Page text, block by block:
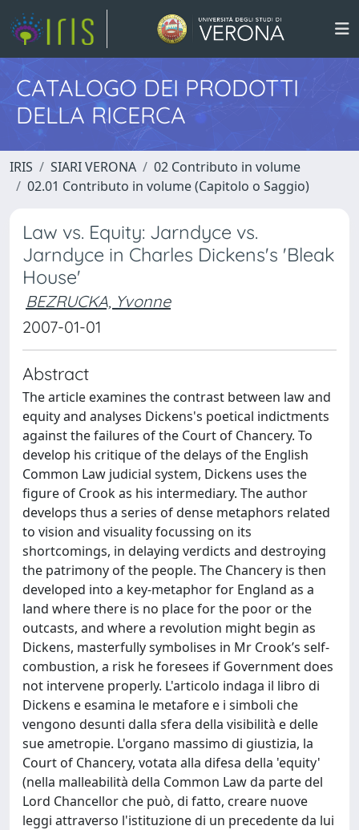
CATALOGO DEI PRODOTTI
DELLA RICERCA
IRIS SIARI VERONA
02 Contributo in volume
02.01 Contributo in volume (Capitolo o Saggio)
Law vs. Equity: Jarndyce vs.
Jarndyce in Charles Dickens's 'Bleak
House'
BEZRUCKA, Yvonne
2007-01-01
Abstract
The article examines the contrast between law and
equity and analyses Dickens's poetical indictments
against the failures of the Court of Chancery. To
develop his critique of the delays of the English
Common Law judicial system, Dickens uses the
figure of Crook as his intermediary. The author
develops thus a series of dense metaphors related
to vision and visuality focussing on its
shortcomings, in delaying verdicts and destroying
the patrimony of the people. The Chancery is then
developed into a key-metaphor for England as a
land where there is no place for the poor or the
outcasts, and where a revolution might begin as
Dickens, masterfully symbolises in Mr Crook’s self-
combustion, a risk he foresees if Government does
not intervene properly. L'articolo indaga il libro di
Dickens e esamina le metafore e i simboli che
vengono desunti dalla sfera della visibilità e delle
sue ametropie. L'organo massimo di giustizia, la
Court of Chancery, votata alla difesa della 'equity'
(nella malleabilità della Common Law da parte del
Lord Chancellor che può, di fatto, creare nuove
leggi attraverso l'istituzione di un precedente da lui